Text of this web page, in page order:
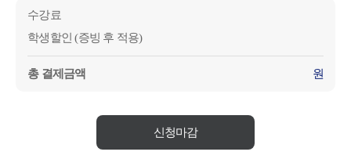
수강료
학생할인 (증빙 후 적용)
총 결제금액 원
신청마감